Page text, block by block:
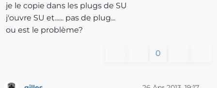
je le copie dans les plugs de SU
j'ouvre SU et...... pas de plug...
ou est le problème?
0